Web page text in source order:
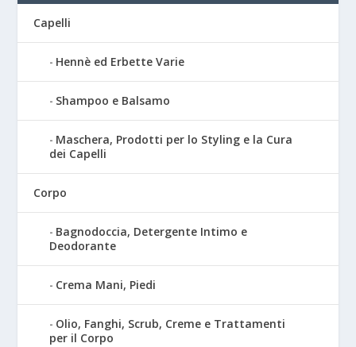
Capelli
Hennè ed Erbette Varie
Shampoo e Balsamo
Maschera, Prodotti per lo Styling e la Cura
dei Capelli
Corpo
Bagnodoccia, Detergente Intimo e
Deodorante
Crema Mani, Piedi
Olio, Fanghi, Scrub, Creme e Trattamenti
per il Corpo